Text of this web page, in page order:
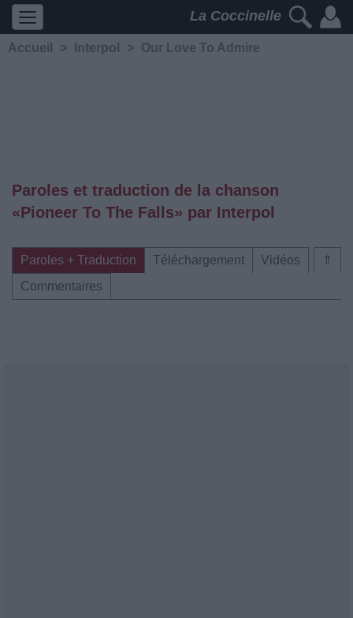
La Coccinelle
Accueil > Interpol > Our Love To Admire
Paroles et traduction de la chanson
«Pioneer To The Falls» par Interpol
⇑
Paroles + Traduction Téléchargement
Vidéos
Commentaires